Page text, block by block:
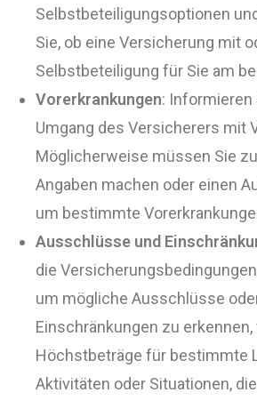
Selbstbeteiligungsoptionen
Sie, ob eine Versicherung mit
Selbstbeteiligung für Sie am
Vorerkrankungen: Informieren
Umgang des Versicherers mit
Möglicherweise müssen Sie
Angaben machen oder einen
um bestimmte
Ausschlüsse und
die
um mögliche Ausschlüsse
Einschränkungen zu erkennen,
Höchstbeträge für bestimmte
Aktivitäten oder Situationen,